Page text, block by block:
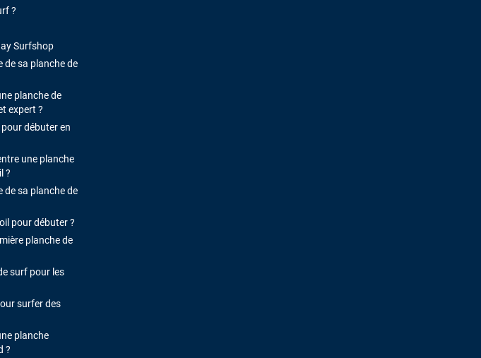
?
Surfshop
de sa planche de
planche de
expert ?
débuter en
une planche
?
de sa planche de
pour débuter ?
planche de
surf pour les
surfer des
planche
?